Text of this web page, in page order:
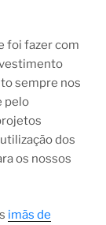
foi fazer com
sempre nos
pelo
dos
os nossos
imãs de